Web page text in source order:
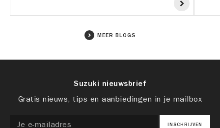
MEER BLOGS
Suzuki nieuwsbrief
Gratis nieuws, tips en aanbiedingen in je mailbox
INSCHRIJVEN